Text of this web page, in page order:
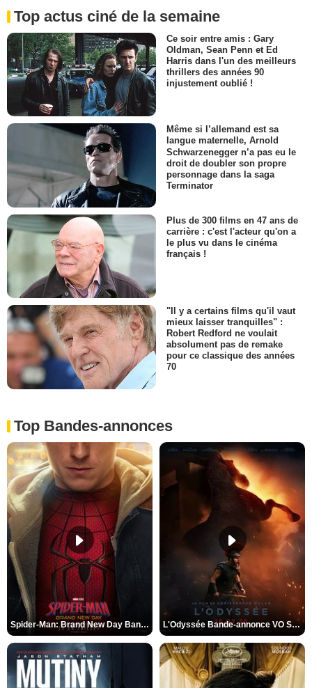
Top actus ciné de la semaine
Ce soir entre amis : Gary
Oldman, Sean Penn et Ed
Harris dans l'un des meilleurs
thrillers des années 90
injustement oublié !
Même si l’allemand est sa
langue maternelle, Arnold
Schwarzenegger n’a pas eu le
droit de doubler son propre
personnage dans la saga
Terminator
Plus de 300 films en 47 ans de
carrière : c'est l'acteur qu'on a
le plus vu dans le cinéma
français !
"Il y a certains films qu'il vaut
mieux laisser tranquilles" :
Robert Redford ne voulait
absolument pas de remake
pour ce classique des années
70
Top Bandes-annonces
Spider-Man: Brand New Day Bande-annonce VO STFR L'Odyssée Bande-annonce VO STFR